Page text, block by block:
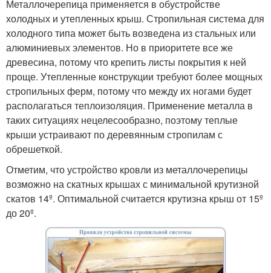
Металлочерепица применяется в обустройстве
холодных и утепленных крыш. Стропильная система для
холодного типа может быть возведена из стальных или
алюминиевых элементов. Но в приоритете все же
древесина, потому что крепить листы покрытия к ней
проще. Утепленные конструкции требуют более мощных
стропильных ферм, потому что между их ногами будет
располагаться теплоизоляция. Применение металла в
таких ситуациях нецелесообразно, поэтому теплые
крыши устраивают по деревянным стропилам с
обрешеткой.
Отметим, что устройство кровли из металлочерепицы
возможно на скатных крышах с минимальной крутизной
скатов 14º. Оптимальной считается крутизна крыш от 15º
до 20º.